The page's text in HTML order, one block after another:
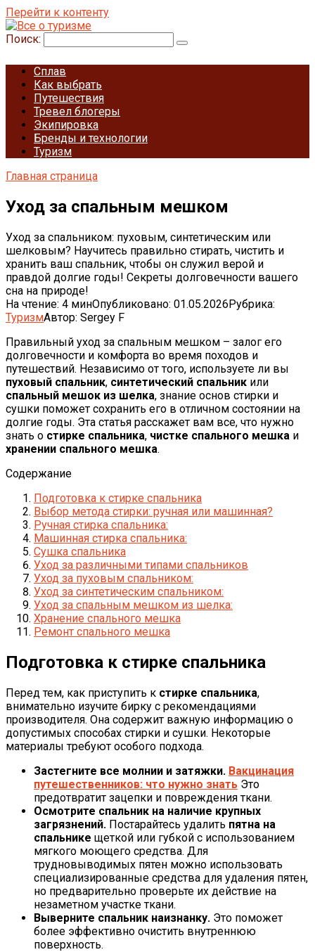
Перейти к контенту
Поиск:
Сплав
Как выбрать
Путешествия
Тревел блогеры
Экипировка
Бренды и технологии
Туризм
Главная страница
Уход за спальным мешком
Уход за спальником: пуховым, синтетическим или
шелковым? Научитесь правильно стирать, чистить и
хранить ваш спальник, чтобы он служил верой и
правдой долгие годы! Секреты долговечности вашего
сна на природе!
На чтение: 4 минОпубликовано: 01.05.2026Рубрика:
ТуризмАвтор: Sergey F
Правильный уход за спальным мешком – залог его
долговечности и комфорта во время походов и
путешествий. Независимо от того, используете ли вы
пуховый спальник, синтетический спальник или
спальный мешок из шелка, знание основ стирки и
сушки поможет сохранить его в отличном состоянии на
долгие годы. Эта статья расскажет вам все, что нужно
знать о стирке спальника, чистке спального мешка и
хранении спального мешка.
Содержание
Подготовка к стирке спальника
Выбор метода стирки: ручная или машинная?
Ручная стирка спальника:
Машинная стирка спальника:
Сушка спальника
Уход за различными типами спальников
Уход за пуховым спальником:
Уход за синтетическим спальником:
Уход за спальным мешком из шелка:
Хранение спального мешка
Ремонт спального мешка
Подготовка к стирке спальника
Перед тем, как приступить к стирке спальника,
внимательно изучите бирку с рекомендациями
производителя. Она содержит важную информацию о
допустимых способах стирки и сушки. Некоторые
материалы требуют особого подхода.
Застегните все молнии и затяжки. Вакцинация
путешественников: что нужно знать Это
предотвратит зацепки и повреждения ткани.
Осмотрите спальник на наличие крупных
загрязнений. Постарайтесь удалить пятна на
спальнике щеткой или губкой с использованием
мягкого моющего средства. Для
трудновыводимых пятен можно использовать
специализированные средства для удаления пятен,
но предварительно проверьте их действие на
незаметном участке ткани.
Выверните спальник наизнанку. Это поможет
более эффективно очистить внутреннюю
поверхность.